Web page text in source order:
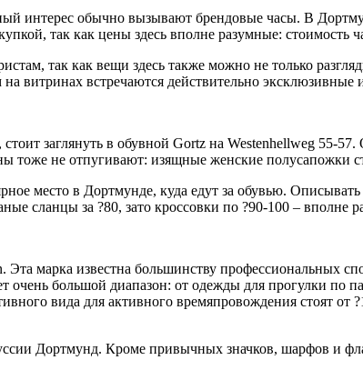
интерес обычно вызывают брендовые часы. В
так как цены здесь вполне разумные: стоимость
так как вещи здесь также можно не только
витринах встречаются действительно
заглянуть в обувной Gortz на Westenhellweg 55-
тоже не отпугивают: изящные женские полусапожки
место в Дортмунде, куда едут за обувью.
сланцы за ?80, зато кроссовки по ?90-100 – вполне
марка известна большинству профессиональных
большой диапазон: от одежды для прогулки по
вида для активного времяпровождения стоят от
Дортмунд. Кроме привычных значков, шарфов и